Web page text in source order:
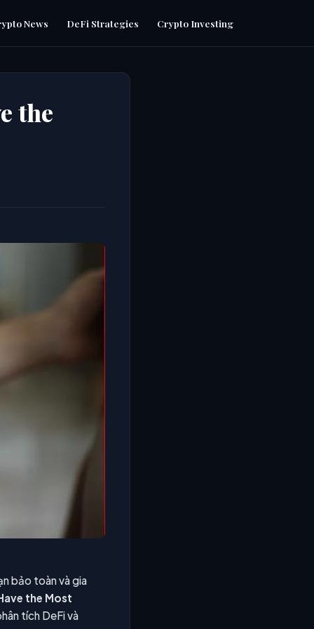
News DeFi Strategies Crypto Investing
the
bảo toàn và gia
the Most
tích DeFi và